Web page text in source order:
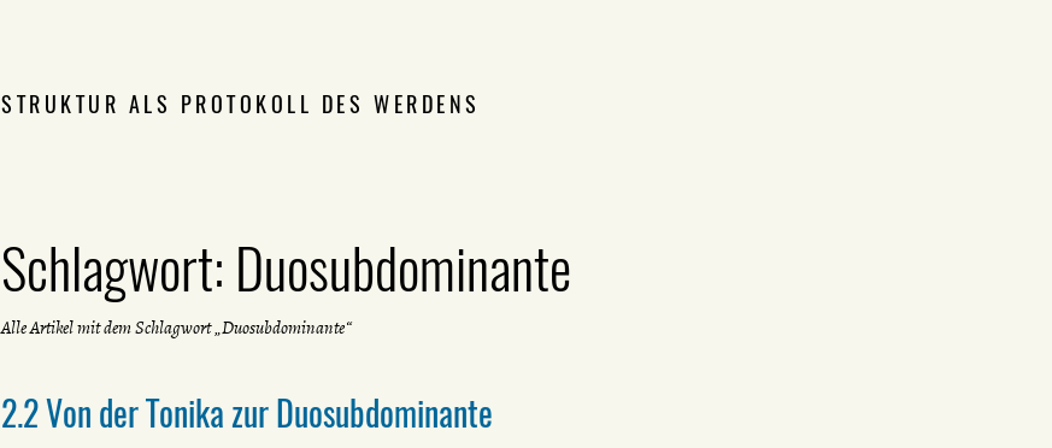
STRUKTUR ALS PROTOKOLL DES WERDENS
Schlagwort: Duosubdominante
Alle Artikel mit dem Schlagwort „Duosubdominante“
2.2 Von der Tonika zur Duosubdominante